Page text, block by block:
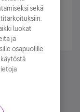
sekä
luokat
ja
osapuolille.